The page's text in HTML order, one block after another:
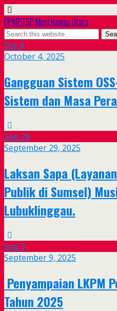
DPMPTSP Musi Rawas Utara
Oct 4
October 4, 2025
Gangguan Sistem
Sistem dan Masa
Sep 29
September 29, 2025
Laksan Sapa
Publik di Sumsel)
Lubuklinggau.
Sep 9
September 9, 2025
Penyampaian LKPM
Tahun 2025